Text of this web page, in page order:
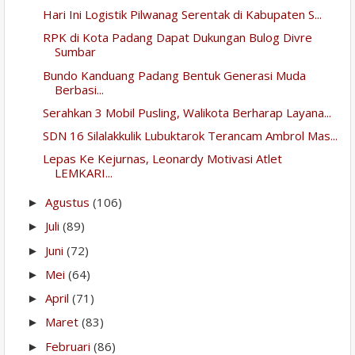
Hari Ini Logistik Pilwanag Serentak di Kabupaten S...
RPK di Kota Padang Dapat Dukungan Bulog Divre
Sumbar
Bundo Kanduang Padang Bentuk Generasi Muda
Berbasi...
Serahkan 3 Mobil Pusling, Walikota Berharap Layana...
SDN 16 Silalakkulik Lubuktarok Terancam Ambrol Mas...
Lepas Ke Kejurnas, Leonardy Motivasi Atlet
LEMKARI...
► Agustus (106)
► Juli (89)
► Juni (72)
► Mei (64)
► April (71)
► Maret (83)
► Februari (86)